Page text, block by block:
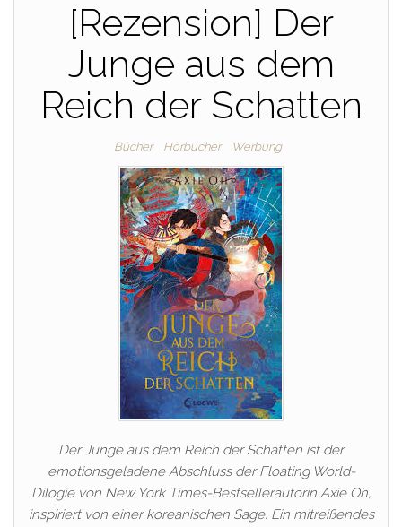
[Rezension] Der
Junge aus dem
Reich der Schatten
Bücher Hörbucher Werbung
Der Junge aus dem Reich der Schatten ist der
emotionsgeladene Abschluss der Floating World-
Dilogie von New York Times-Bestsellerautorin Axie Oh,
inspiriert von einer koreanischen Sage. Ein mitreißendes